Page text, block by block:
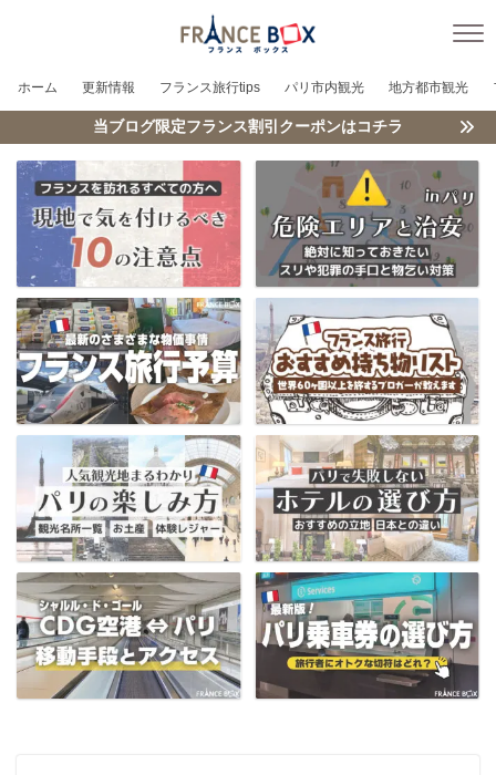
ホーム 更新情報 フランス旅行tips パリ市内観光 地方都市観光
当ブログ限定フランス割引クーポンはコチラ